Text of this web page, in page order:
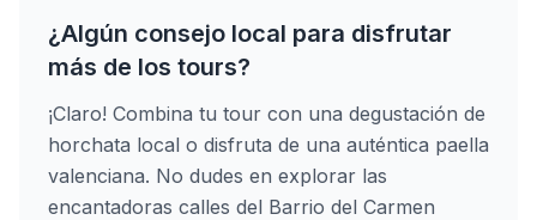
¿Algún consejo local para disfrutar
más de los tours?
¡Claro! Combina tu tour con una degustación de
horchata local o disfruta de una auténtica paella
valenciana. No dudes en explorar las
encantadoras calles del Barrio del Carmen